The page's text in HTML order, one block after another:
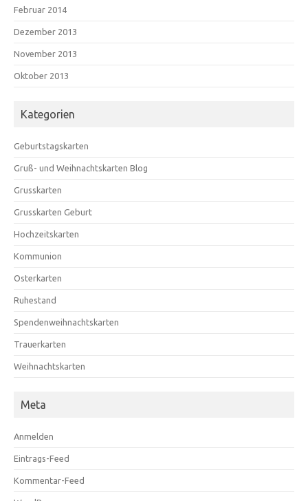
Februar 2014
Dezember 2013
November 2013
Oktober 2013
Kategorien
Geburtstagskarten
Gruß- und Weihnachtskarten Blog
Grusskarten
Grusskarten Geburt
Hochzeitskarten
Kommunion
Osterkarten
Ruhestand
Spendenweihnachtskarten
Trauerkarten
Weihnachtskarten
Meta
Anmelden
Eintrags-Feed
Kommentar-Feed